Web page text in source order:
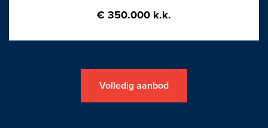
€ 350.000 k.k.
Volledig aanbod